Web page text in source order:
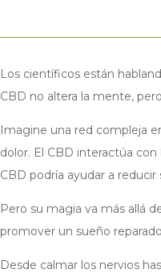
Los científicos están
CBD no altera la mente,
Imagine una red compleja
dolor. El CBD interactúa
CBD podría ayudar a
Pero su magia va más allá
promover un sueño
Desde calmar los nervios